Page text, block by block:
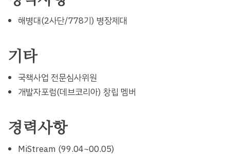
해병대(2사단/778기) 병장제대
기타
국책사업 전문심사위원
개발자포럼(데브코리아) 창립 멤버
경력사항
MiStream (99.04~00.05)